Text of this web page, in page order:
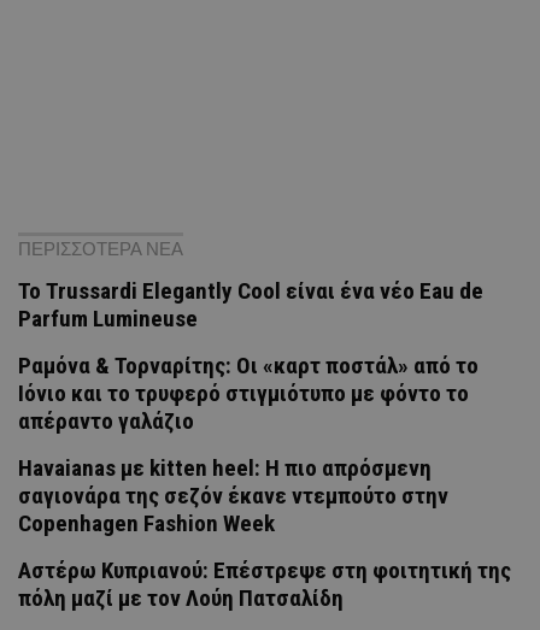
ΠΕΡΙΣΣΟΤΕΡΑ ΝΕΑ
Το Trussardi Elegantly Cool είναι ένα νέο Eau de
Parfum Lumineuse
Ραμόνα & Τορναρίτης: Οι «καρτ ποστάλ» από το
Ιόνιο και το τρυφερό στιγμιότυπο με φόντο το
απέραντο γαλάζιο
Havaianas με kitten heel: Η πιο απρόσμενη
σαγιονάρα της σεζόν έκανε ντεμπούτο στην
Copenhagen Fashion Week
Αστέρω Κυπριανού: Επέστρεψε στη φοιτητική της
πόλη μαζί με τον Λούη Πατσαλίδη